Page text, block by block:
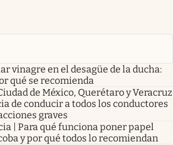
vinagre en el desagüe de la ducha:
qué se recomienda
de México, Querétaro y Veracruz
de conducir a todos los conductores
graves
| Para qué funciona poner papel
y por qué todos lo recomiendan